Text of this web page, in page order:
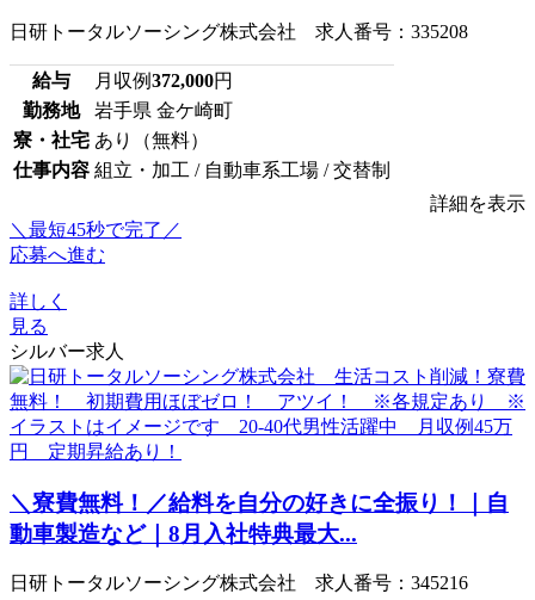
日研トータルソーシング株式会社 求人番号：335208
給与 月収例372,000円
勤務地
岩手県 金ケ崎町
寮・社宅 あり（無料）
仕事内容 組立・加工 / 自動車系工場 / 交替制
詳細を表示
＼最短45秒で完了／
応募へ進む
詳しく
見る
シルバー求人
＼寮費無料！／給料を自分の好きに全振り！｜自
動車製造など｜8月入社特典最大...
日研トータルソーシング株式会社 求人番号：345216